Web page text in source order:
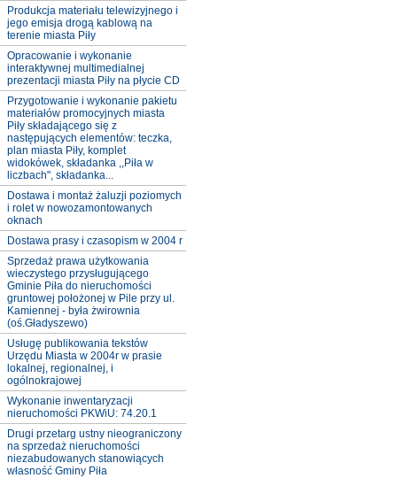
Produkcja materiału telewizyjnego i
jego emisja drogą kablową na
terenie miasta Piły
Opracowanie i wykonanie
interaktywnej multimedialnej
prezentacji miasta Piły na płycie CD
Przygotowanie i wykonanie pakietu
materiałów promocyjnych miasta
Piły składającego się z
następujących elementów: teczka,
plan miasta Piły, komplet
widokówek, składanka ,,Piła w
liczbach", składanka...
Dostawa i montaż żaluzji poziomych
i rolet w nowozamontowanych
oknach
Dostawa prasy i czasopism w 2004 r
Sprzedaż prawa użytkowania
wieczystego przysługującego
Gminie Piła do nieruchomości
gruntowej położonej w Pile przy ul.
Kamiennej - była żwirownia
(oś.Gładyszewo)
Usługę publikowania tekstów
Urzędu Miasta w 2004r w prasie
lokalnej, regionalnej, i
ogólnokrajowej
Wykonanie inwentaryzacji
nieruchomości PKWiU: 74.20.1
Drugi przetarg ustny nieograniczony
na sprzedaż nieruchomości
niezabudowanych stanowiących
własność Gminy Piła